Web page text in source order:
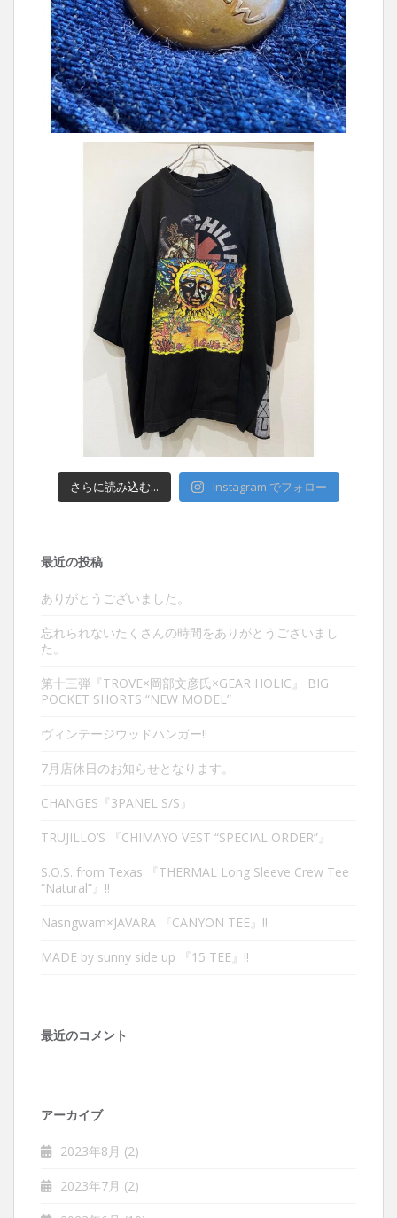
さらに読み込む... Instagram でフォロー
最近の投稿
ありがとうございました。
忘れられないたくさんの時間をありがとうございまし
た。
第十三弾『TROVE×岡部文彦氏×GEAR HOLIC』 BIG
POCKET SHORTS “NEW MODEL”
ヴィンテージウッドハンガー‼︎
7月店休日のお知らせとなります。
CHANGES『3PANEL S/S』
TRUJILLO’S 『CHIMAYO VEST “SPECIAL ORDER”』
S.O.S. from Texas 『THERMAL Long Sleeve Crew Tee
“Natural”』‼︎
Nasngwam×JAVARA 『CANYON TEE』‼︎
MADE by sunny side up 『15 TEE』‼︎
最近のコメント
アーカイブ
2023年8月 (2)
2023年7月 (2)